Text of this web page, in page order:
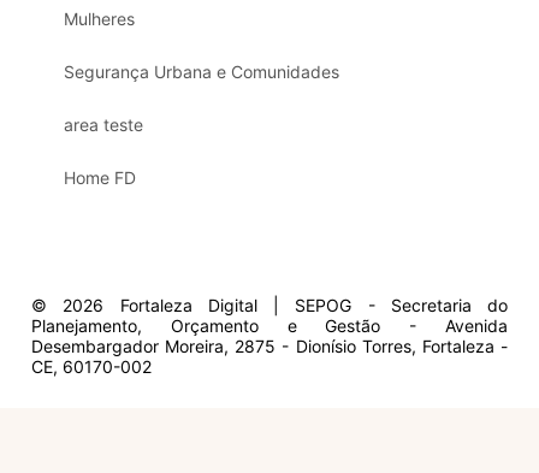
Mulheres
Segurança Urbana e Comunidades
area teste
Home FD
© 2026 Fortaleza Digital | SEPOG - Secretaria do
Planejamento, Orçamento e Gestão - Avenida
Desembargador Moreira, 2875 - Dionísio Torres, Fortaleza -
CE, 60170-002